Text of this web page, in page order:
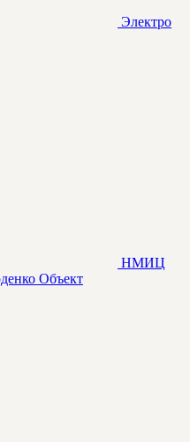
Электро
НМИЦ
Объект